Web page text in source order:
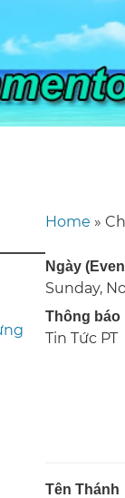
Home
Ngày
Sunday,
Thông báo
Tin Tức PT
Tên Thánh